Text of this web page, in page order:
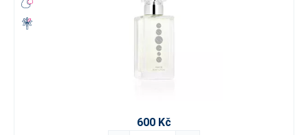
600 Kč